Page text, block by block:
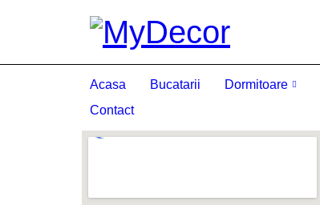
Acasa Bucatarii Dormitoare
Contact